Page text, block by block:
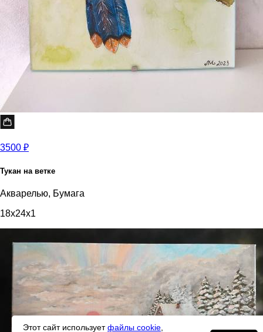
3500 ₽
Тукан на ветке
Акварелью, Бумага
18x24x1
Этот сайт используетфайлы cookie